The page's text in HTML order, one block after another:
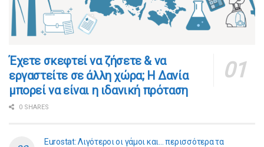
​​Έχετε σκεφτεί να ζήσετε & να
εργαστείτε σε άλλη χώρα; Η Δανία
μπορεί να είναι η ιδανική πρόταση
0 SHARES
Eurostat: Λιγότεροι οι γάμοι και… περισσότερα τα